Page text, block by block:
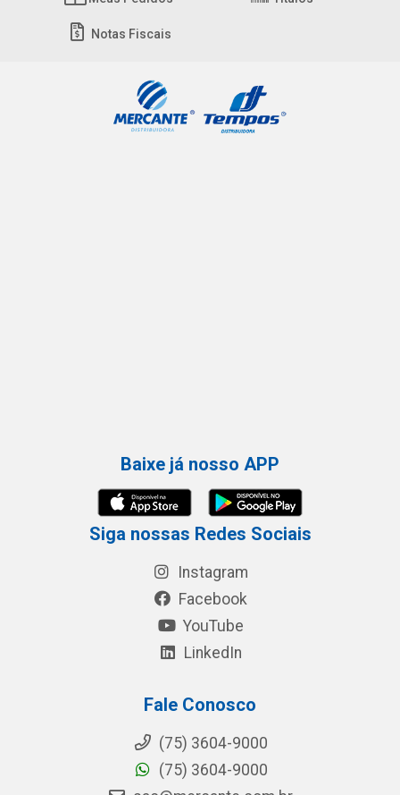
Notas Fiscais
Baixe já nosso APP
Siga nossas Redes Sociais
Instagram
Facebook
YouTube
LinkedIn
Fale Conosco
(75) 3604-9000
(75) 3604-9000